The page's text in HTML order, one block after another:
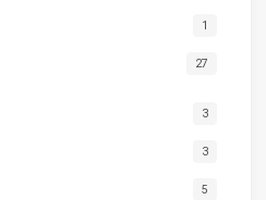
1
27
3
3
5